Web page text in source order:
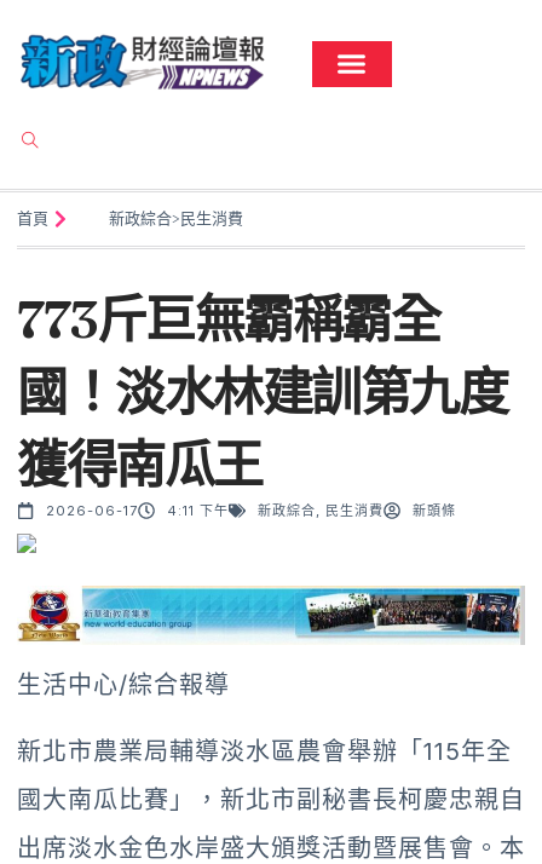
首頁 新政綜合>民生消費
773斤巨無霸稱霸全
國！淡水林建訓第九度
獲得南瓜王
2026-06-17 4:11 下午 新政綜合 民生消費 新頭條
生活中心/綜合報導
新北市農業局輔導淡水區農會舉辦「115年全
國大南瓜比賽」，新北市副秘書長柯慶忠親自
出席淡水金色水岸盛大頒獎活動暨展售會。本